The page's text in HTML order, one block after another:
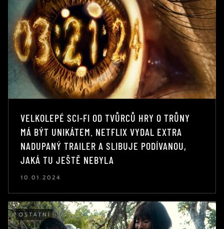
VELKOLEPÉ SCI-FI OD TVŮRCŮ HRY O TRŮNY
MÁ BÝT UNIKÁTEM. NETFLIX VYDAL EXTRA
NADUPANÝ TRAILER A SLIBUJE PODÍVANOU,
JAKÁ TU JEŠTĚ NEBYLA
10.01.2024
OSTATNÍ